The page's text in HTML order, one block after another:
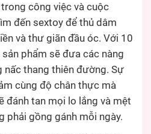
công việc và cuộc
đến sextoy để thủ dâm
và thư giãn đầu óc. Với 10
phẩm sẽ đưa các nàng
thang thiên đường. Sự
cùng độ chân thực mà
đánh tan mọi lo lắng và mệt
phải gồng gánh mỗi ngày.